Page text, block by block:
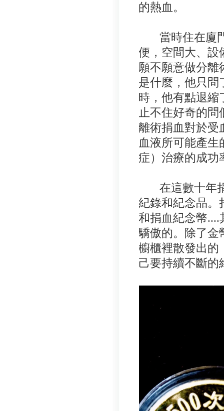
的熱血。
當時住在廈門
便，空間大、設
願不願意做分離
是什麼，他只問
時，他有點退縮
止不住好奇的問
離術捐血對於受
血液所可能產
症）治療的成功
在這數十年捐
紀錄和紀念品。
和捐血紀念幣
驕傲的。除了金
櫥櫃裡散發出的
己要持續不斷的